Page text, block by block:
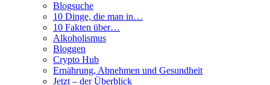
Blogsuche
10 Dinge, die man in…
10 Fakten über…
Alkoholismus
Bloggen
Crypto Hub
Ernährung, Abnehmen und Gesundheit
Jetzt – der Überblick